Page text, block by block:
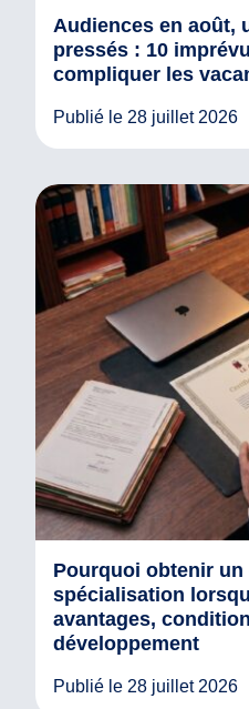
Audiences en août,
pressés : 10
compliquer les
Publié le 28 juillet 2026
Pourquoi obtenir
spécialisation
avantages,
développement
Publié le 28 juillet 2026